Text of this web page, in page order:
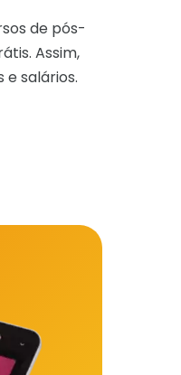
de pós-
Assim,
salários.